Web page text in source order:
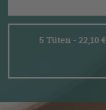
5 Tüten - 22,10 €